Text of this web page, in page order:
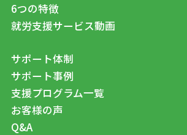
6つの特徴
就労支援サービス動画
サポート体制
サポート事例
支援プログラム一覧
お客様の声
Q&A